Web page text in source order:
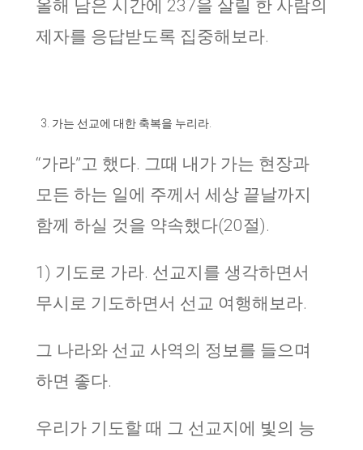
올해 남은 시간에 237을 살릴 한 사람의
제자를 응답받도록 집중해보라.
가는 선교에 대한 축복을 누리라.
“가라”고 했다. 그때 내가 가는 현장과
모든 하는 일에 주께서 세상 끝날까지
함께 하실 것을 약속했다(20절).
1) 기도로 가라. 선교지를 생각하면서
무시로 기도하면서 선교 여행해보라.
그 나라와 선교 사역의 정보를 들으며
하면 좋다.
우리가 기도할 때 그 선교지에 빛의 능